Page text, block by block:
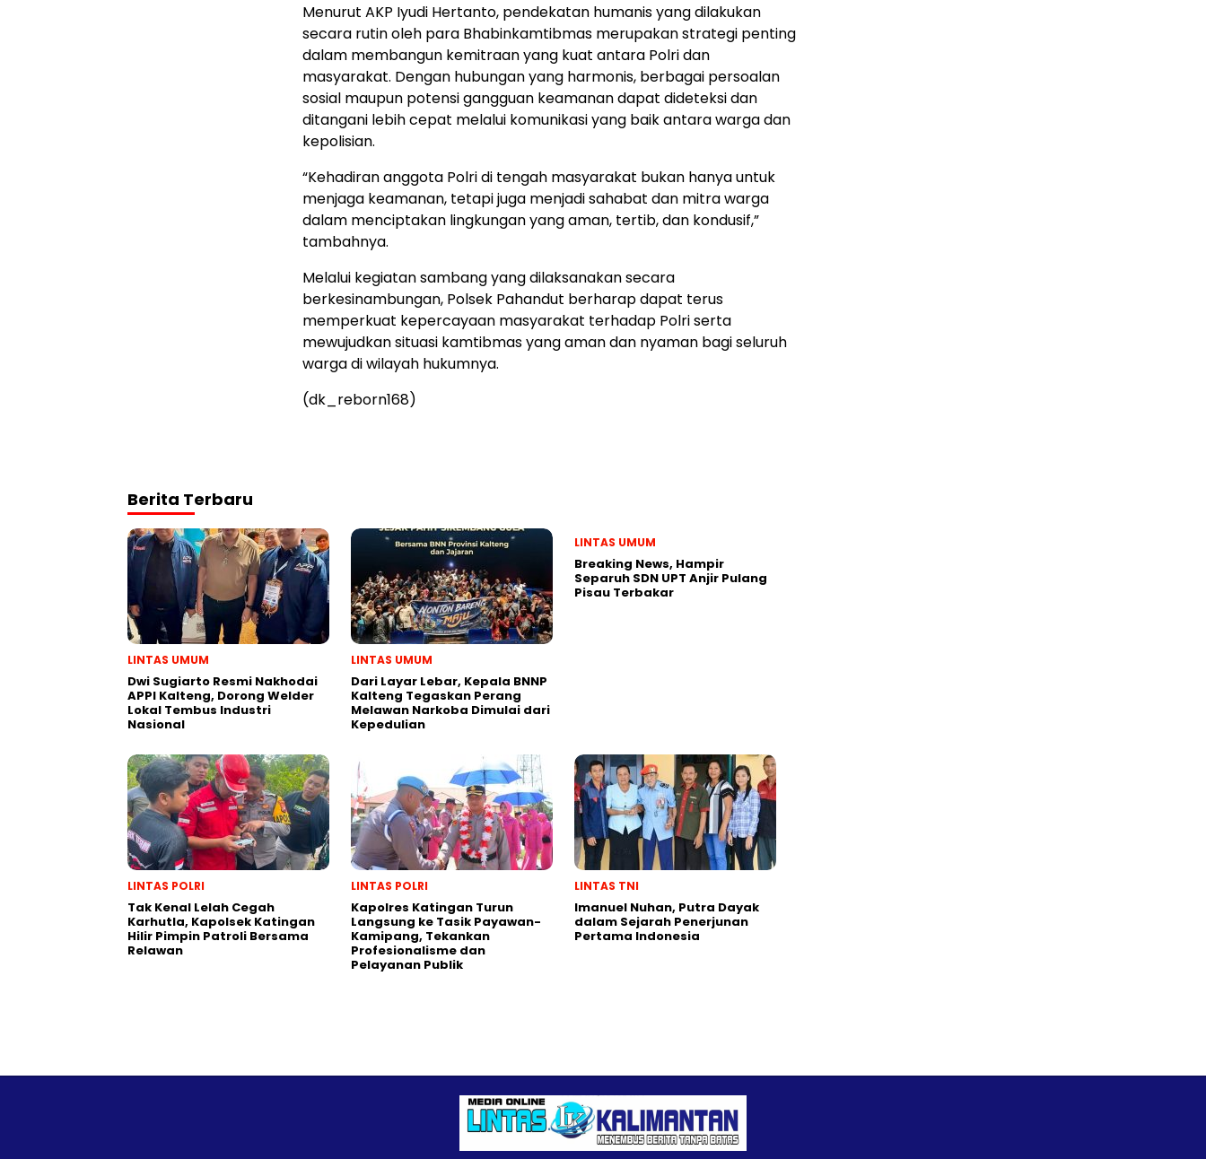
Menurut AKP Iyudi Hertanto, pendekatan humanis yang dilakukan
secara rutin oleh para Bhabinkamtibmas merupakan strategi penting
dalam membangun kemitraan yang kuat antara Polri dan
masyarakat. Dengan hubungan yang harmonis, berbagai persoalan
sosial maupun potensi gangguan keamanan dapat dideteksi dan
ditangani lebih cepat melalui komunikasi yang baik antara warga dan
kepolisian.
“Kehadiran anggota Polri di tengah masyarakat bukan hanya untuk
menjaga keamanan, tetapi juga menjadi sahabat dan mitra warga
dalam menciptakan lingkungan yang aman, tertib, dan kondusif,”
tambahnya.
Melalui kegiatan sambang yang dilaksanakan secara
berkesinambungan, Polsek Pahandut berharap dapat terus
memperkuat kepercayaan masyarakat terhadap Polri serta
mewujudkan situasi kamtibmas yang aman dan nyaman bagi seluruh
warga di wilayah hukumnya.
(dk_reborn168)
Berita Terbaru
LINTAS UMUM
Dwi Sugiarto Resmi Nakhodai
APPI Kalteng, Dorong Welder
Lokal Tembus Industri
Nasional
LINTAS UMUM
Dari Layar Lebar, Kepala BNNP
Kalteng Tegaskan Perang
Melawan Narkoba Dimulai dari
Kepedulian
LINTAS UMUM
Breaking News, Hampir
Separuh SDN UPT Anjir Pulang
Pisau Terbakar
LINTAS POLRI
Tak Kenal Lelah Cegah
Karhutla, Kapolsek Katingan
Hilir Pimpin Patroli Bersama
Relawan
LINTAS POLRI
Kapolres Katingan Turun
Langsung ke Tasik Payawan-
Kamipang, Tekankan
Profesionalisme dan
Pelayanan Publik
LINTAS TNI
Imanuel Nuhan, Putra Dayak
dalam Sejarah Penerjunan
Pertama Indonesia